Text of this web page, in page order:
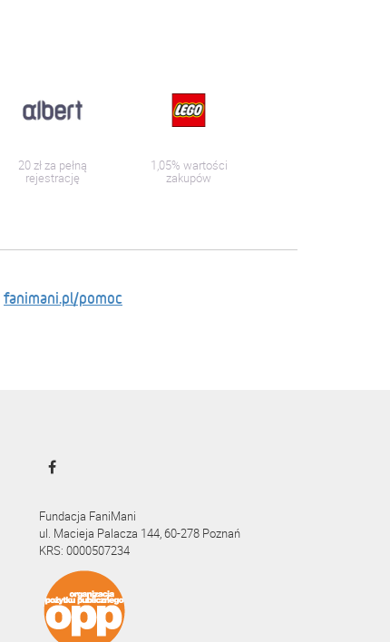
20 zł za pełną
rejestrację
1,05% wartości
zakupów
fanimani.pl/pomoc
Fundacja FaniMani
ul. Macieja Palacza 144, 60-278 Poznań
KRS: 0000507234